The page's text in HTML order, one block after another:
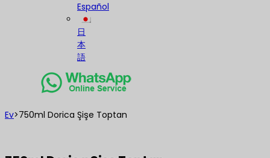
Español
日
本
語
Ev>750ml Dorica Şişe Toptan